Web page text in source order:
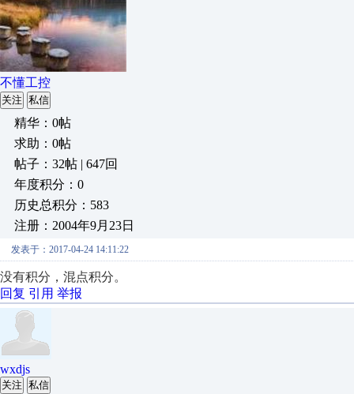
不懂工控
关注 私信
精华：0帖
求助：0帖
帖子：32帖 | 647回
年度积分：0
历史总积分：583
注册：2004年9月23日
发表于：2017-04-24 14:11:22
没有积分，混点积分。
回复 引用 举报
wxdjs
关注 私信